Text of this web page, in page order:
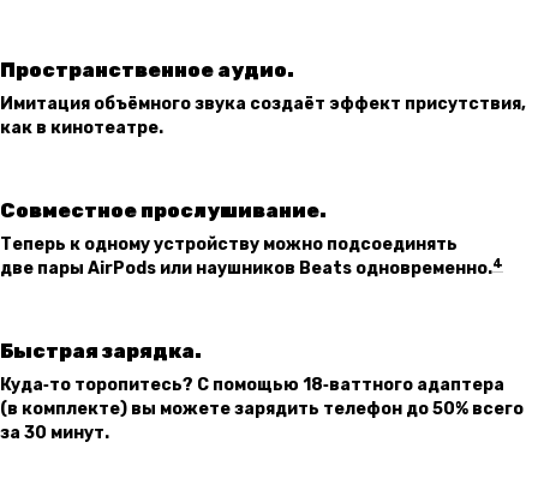
Пространственное аудио.
Имитация объёмного звука создаёт эффект присутствия,
как в кинотеатре.
Совместное прослушивание.
Теперь к одному устройству можно подсоединять
две пары AirPods или наушников Beats одновременно.4
Быстрая зарядка.
Куда‑то торопитесь? С помощью 18‑ваттного адаптера
(в комплекте) вы можете зарядить телефон до 50% всего
за 30 минут.